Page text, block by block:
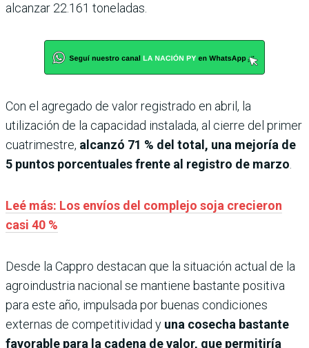
alcanzar 22.161 toneladas.
Con el agregado de valor registrado en abril, la
utilización de la capacidad instalada, al cierre del primer
cuatrimestre, alcanzó 71 % del total, una mejoría de
5 puntos porcentuales frente al registro de marzo.
Leé más: Los envíos del complejo soja crecieron
casi 40 %
Desde la Cappro destacan que la situación actual de la
agroindustria nacional se mantiene bastante positiva
para este año, impulsada por buenas condiciones
externas de competitividad y una cosecha bastante
favorable para la cadena de valor, que permitiría